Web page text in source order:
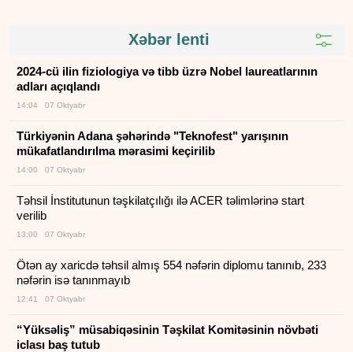
Xəbər lenti
2024-cü ilin fiziologiya və tibb üzrə Nobel laureatlarının
adları açıqlandı
14:04 07 Oktyabr
Türkiyənin Adana şəhərində "Teknofest" yarışının
mükafatlandırılma mərasimi keçirilib
14:00 07 Oktyabr
Təhsil İnstitutunun təşkilatçılığı ilə ACER təlimlərinə start
verilib
13:00 07 Oktyabr
Ötən ay xaricdə təhsil almış 554 nəfərin diplomu tanınıb, 233
nəfərin isə tanınmayıb
12:41 07 Oktyabr
“Yüksəliş” müsabiqəsinin Təşkilat Komitəsinin növbəti
iclası baş tutub